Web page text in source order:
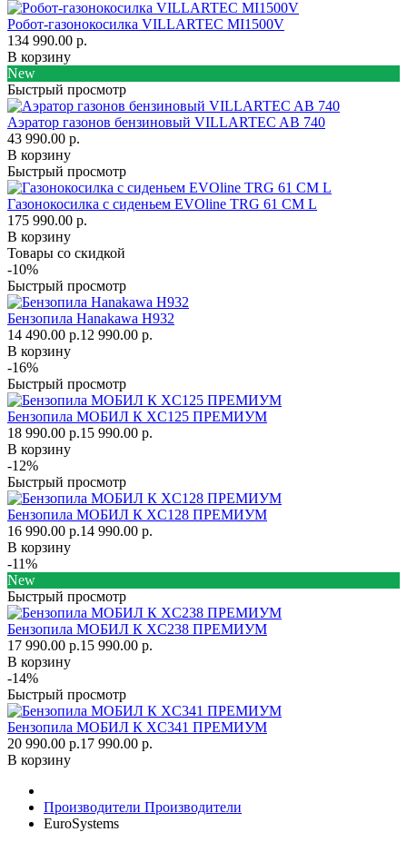
Робот-газонокосилка VILLARTEC MI1500V
134 990.00 р.
В корзину
New
Быстрый просмотр
Аэратор газонов бензиновый VILLARTEC AB 740
43 990.00 р.
В корзину
Быстрый просмотр
Газонокосилка с сиденьем EVOline TRG 61 CM L
175 990.00 р.
В корзину
Товары со скидкой
-10%
Быстрый просмотр
Бензопила Hanakawa H932
14 490.00 р.12 990.00 р.
В корзину
-16%
Быстрый просмотр
Бензопила МОБИЛ К XC125 ПРЕМИУМ
18 990.00 р.15 990.00 р.
В корзину
-12%
Быстрый просмотр
Бензопила МОБИЛ К XC128 ПРЕМИУМ
16 990.00 р.14 990.00 р.
В корзину
-11%
New
Быстрый просмотр
Бензопила МОБИЛ К XC238 ПРЕМИУМ
17 990.00 р.15 990.00 р.
В корзину
-14%
Быстрый просмотр
Бензопила МОБИЛ К XC341 ПРЕМИУМ
20 990.00 р.17 990.00 р.
В корзину
Производители Производители
EuroSystems